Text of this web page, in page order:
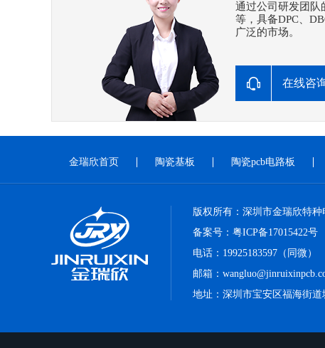
通过公司研发团队
等，具备DPC、
广泛的市场。
在线咨
金瑞欣首页 陶瓷基板 陶瓷pcb电路板
版权所有：深圳市金瑞欣特种
备案号： 粤ICP备17015422号
电话：19925183597（同微）
邮箱：
地址：深圳市宝安区福海街